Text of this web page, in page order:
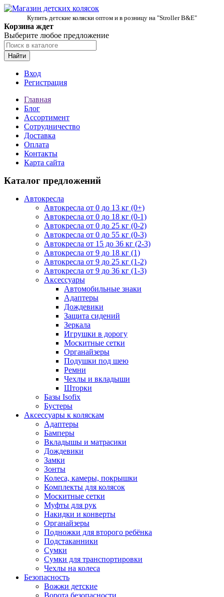
Купить детские коляски оптом и в розницу на "Stroller B&E"
Корзина ждет
Выберите любое предложение
Найти
Вход
Регистрация
Главная
Блог
Ассортимент
Сотрудничество
Доставка
Оплата
Контакты
Карта сайта
Каталог предложений
Автокресла
Автокресла от 0 до 13 кг (0+)
Автокресла от 0 до 18 кг (0-1)
Автокресла от 0 до 25 кг (0-2)
Автокресла от 0 до 55 кг (0-3)
Автокресла от 15 до 36 кг (2-3)
Автокресла от 9 до 18 кг (1)
Автокресла от 9 до 25 кг (1-2)
Автокресла от 9 до 36 кг (1-3)
Аксессуары
Автомобильные знаки
Адаптеры
Дождевики
Защита сидений
Зеркала
Игрушки в дорогу
Москитные сетки
Органайзеры
Подушки под шею
Ремни
Чехлы и вкладыши
Шторки
Базы Isofix
Бустеры
Аксессуары к коляскам
Адаптеры
Бамперы
Вкладышы и матрасики
Дождевики
Замки
Зонты
Колеса, камеры, покрышки
Комплекты для колясок
Москитные сетки
Муфты для рук
Накидки и конверты
Органайзеры
Подножки для второго ребёнка
Подстаканники
Сумки
Сумки для транспортировки
Чехлы на колеса
Безопасность
Вожжи детские
Ворота безопасности